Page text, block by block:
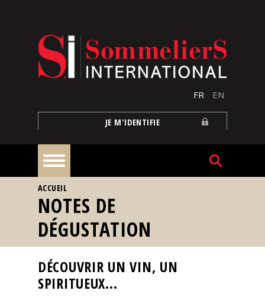
FR EN
JE M'IDENTIFIE
À
la
une
Reportages
Nos
VOUS ÊTES ICI
ACCUEIL
NOTES DE
DÉGUSTATION
DÉCOUVRIR UN VIN, UN
SPIRITUEUX...